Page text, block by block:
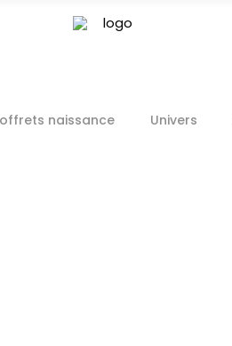
naissance Univers